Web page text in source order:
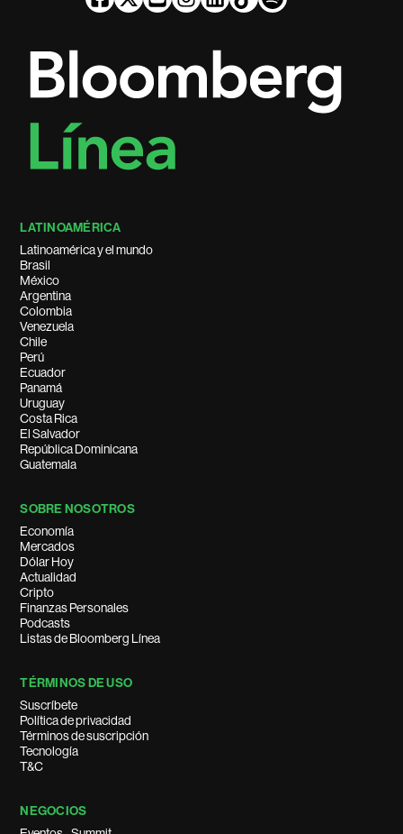
LATINOAMÉRICA
Latinoamérica y el mundo
Brasil
México
Argentina
Colombia
Venezuela
Chile
Perú
Ecuador
Panamá
Uruguay
Costa Rica
El Salvador
República Dominicana
Guatemala
SOBRE NOSOTROS
Economía
Mercados
Dólar Hoy
Actualidad
Cripto
Finanzas Personales
Podcasts
Listas de Bloomberg Línea
TÉRMINOS DE USO
Suscríbete
Política de privacidad
Términos de suscripción
Tecnología
T&C
NEGOCIOS